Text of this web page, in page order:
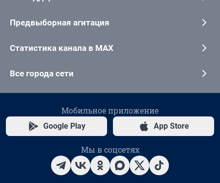
Предвыборная агитация
Статистика канала в MAX
Все города сети
Мобильное приложение
Google Play App Store
Мы в соцсетях